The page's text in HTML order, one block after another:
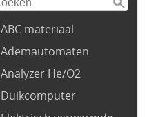
ABC materiaal
Ademautomaten
Analyzer He/O2
Duikcomputer